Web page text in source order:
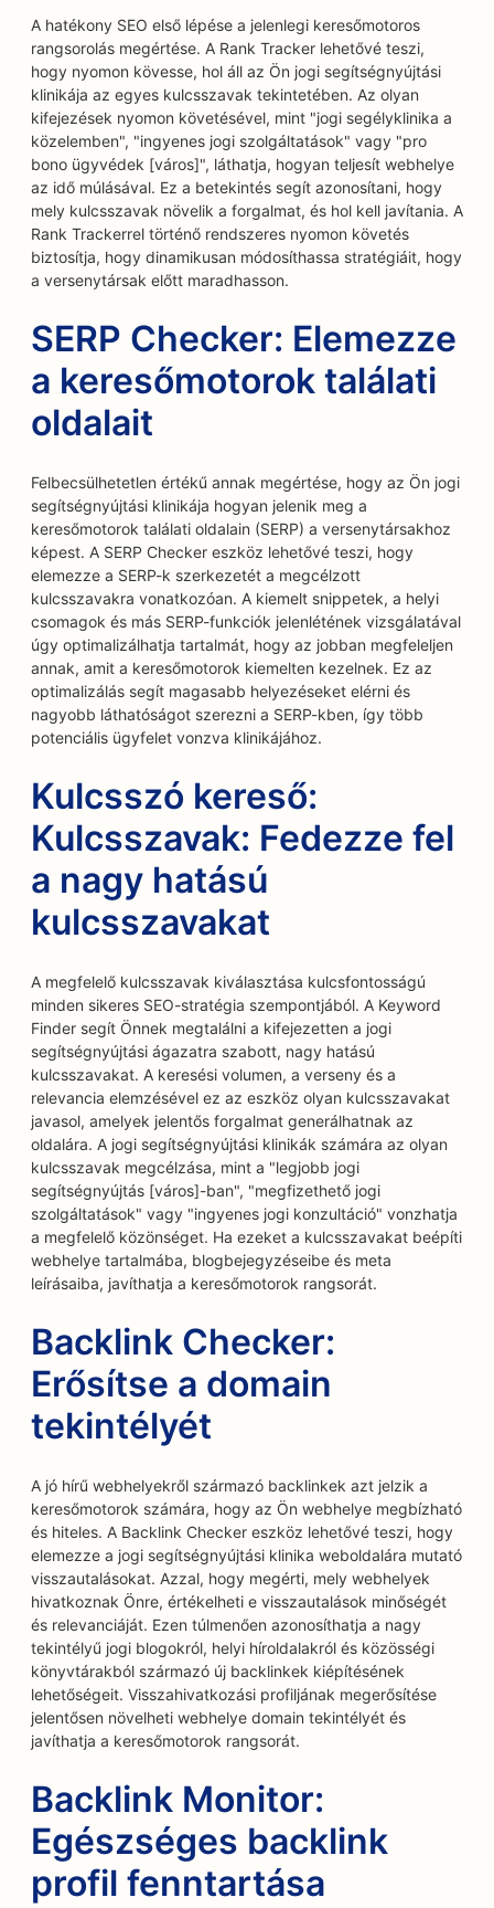
A hatékony SEO első lépése a jelenlegi keresőmotoros
rangsorolás megértése. A Rank Tracker lehetővé teszi,
hogy nyomon kövesse, hol áll az Ön jogi segítségnyújtási
klinikája az egyes kulcsszavak tekintetében. Az olyan
kifejezések nyomon követésével, mint "jogi segélyklinika a
közelemben", "ingyenes jogi szolgáltatások" vagy "pro
bono ügyvédek [város]", láthatja, hogyan teljesít webhelye
az idő múlásával. Ez a betekintés segít azonosítani, hogy
mely kulcsszavak növelik a forgalmat, és hol kell javítania. A
Rank Trackerrel történő rendszeres nyomon követés
biztosítja, hogy dinamikusan módosíthassa stratégiáit, hogy
a versenytársak előtt maradhasson.
SERP Checker: Elemezze
a keresőmotorok találati
oldalait
Felbecsülhetetlen értékű annak megértése, hogy az Ön jogi
segítségnyújtási klinikája hogyan jelenik meg a
keresőmotorok találati oldalain (SERP) a versenytársakhoz
képest. A SERP Checker eszköz lehetővé teszi, hogy
elemezze a SERP-k szerkezetét a megcélzott
kulcsszavakra vonatkozóan. A kiemelt snippetek, a helyi
csomagok és más SERP-funkciók jelenlétének vizsgálatával
úgy optimalizálhatja tartalmát, hogy az jobban megfeleljen
annak, amit a keresőmotorok kiemelten kezelnek. Ez az
optimalizálás segít magasabb helyezéseket elérni és
nagyobb láthatóságot szerezni a SERP-kben, így több
potenciális ügyfelet vonzva klinikájához.
Kulcsszó kereső:
Kulcsszavak: Fedezze fel
a nagy hatású
kulcsszavakat
A megfelelő kulcsszavak kiválasztása kulcsfontosságú
minden sikeres SEO-stratégia szempontjából. A Keyword
Finder segít Önnek megtalálni a kifejezetten a jogi
segítségnyújtási ágazatra szabott, nagy hatású
kulcsszavakat. A keresési volumen, a verseny és a
relevancia elemzésével ez az eszköz olyan kulcsszavakat
javasol, amelyek jelentős forgalmat generálhatnak az
oldalára. A jogi segítségnyújtási klinikák számára az olyan
kulcsszavak megcélzása, mint a "legjobb jogi
segítségnyújtás [város]-ban", "megfizethető jogi
szolgáltatások" vagy "ingyenes jogi konzultáció" vonzhatja
a megfelelő közönséget. Ha ezeket a kulcsszavakat beépíti
webhelye tartalmába, blogbejegyzéseibe és meta
leírásaiba, javíthatja a keresőmotorok rangsorát.
Backlink Checker:
Erősítse a domain
tekintélyét
A jó hírű webhelyekről származó backlinkek azt jelzik a
keresőmotorok számára, hogy az Ön webhelye megbízható
és hiteles. A Backlink Checker eszköz lehetővé teszi, hogy
elemezze a jogi segítségnyújtási klinika weboldalára mutató
visszautalásokat. Azzal, hogy megérti, mely webhelyek
hivatkoznak Önre, értékelheti e visszautalások minőségét
és relevanciáját. Ezen túlmenően azonosíthatja a nagy
tekintélyű jogi blogokról, helyi híroldalakról és közösségi
könyvtárakból származó új backlinkek kiépítésének
lehetőségeit. Visszahivatkozási profiljának megerősítése
jelentősen növelheti webhelye domain tekintélyét és
javíthatja a keresőmotorok rangsorát.
Backlink Monitor:
Egészséges backlink
profil fenntartása